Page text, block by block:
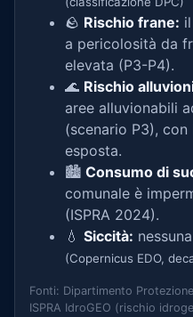
🪨 Rischio frane:
a pericolosità da
elevata (P3-P4).
🌊 Rischio
aree alluvionabili
(scenario P3),
esposta.
🏙️ Consumo di
comunale è
(ISPRA 2024).
💧 Siccità:
(Copernicus EDO,
Fonti: Dipartimento
ISPRA IdroGEO (rischio